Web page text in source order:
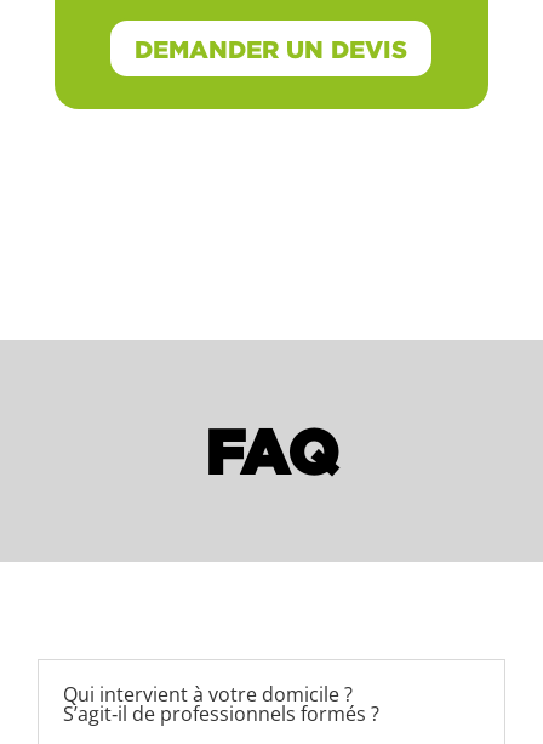
DEMANDER UN DEVIS
FAQ
Qui intervient à votre domicile ?
S’agit‑il de professionnels formés ?